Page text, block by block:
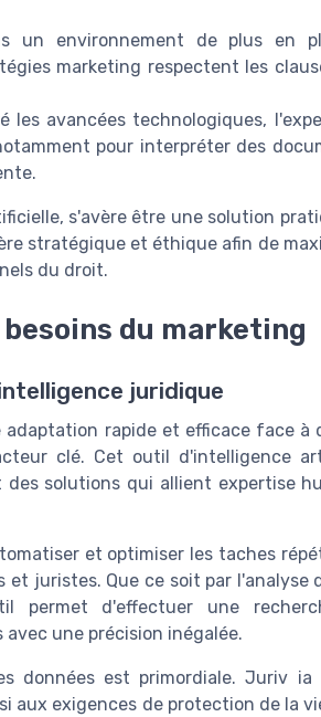
un environnement de plus en
marketing respectent les
les avancées technologiques,
pour interpréter des
s'avère être une solution
stratégique et éthique afin de
du droit.
du marketing
juridique
rapide et efficace face à
clé. Cet outil d'intelligence
solutions qui allient expertise
et optimiser les taches
juristes. Que ce soit par l'analyse
permet d'effectuer une
une précision inégalée.
données est primordiale. Juriv ia
aux exigences de protection de la